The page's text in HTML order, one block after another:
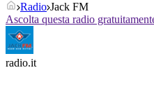
Radio Jack FM
Ascolta questa radio
radio.it